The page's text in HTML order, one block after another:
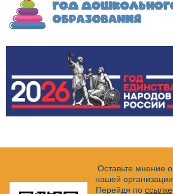
Оставьте мнение о
нашей организации.
Перейдя по ссылке